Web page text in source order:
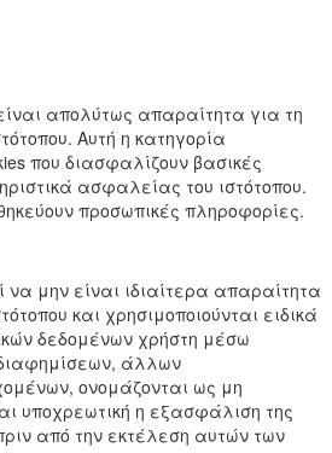
απολύτως απαραίτητα για τη
Αυτή η κατηγορία
που διασφαλίζουν βασικές
ασφαλείας του ιστότοπου.
προσωπικές πληροφορίες.
να μην είναι ιδιαίτερα απαραίτητα
και χρησιμοποιούνται ειδικά
δεδομένων χρήστη μέσω
άλλων
ονομάζονται ως μη
υποχρεωτική η εξασφάλιση της
από την εκτέλεση αυτών των